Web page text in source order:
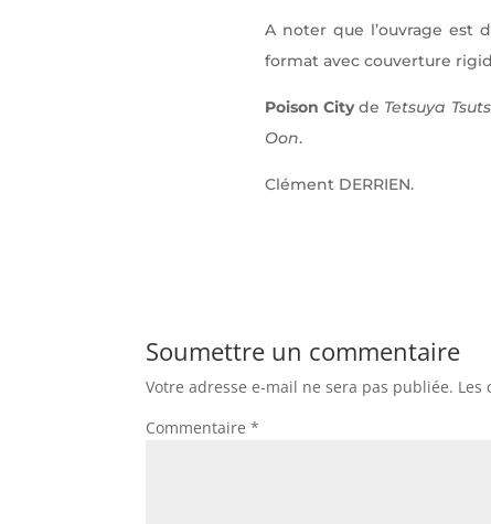
A noter que l’ouvrage est
format avec couverture
Poison Cityde Tetsuya
Oon.
Clément DERRIEN.
Soumettre un commentaire
Votre adresse e-mail ne sera pas publiée. Les
Commentaire *